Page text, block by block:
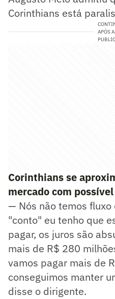
Corinthians está
APÓS A
Corinthians se
mercado com
— Nós não temos fluxo
"conto" eu tenho que
pagar, os juros são
mais de R$ 280
vamos pagar mais de
conseguimos manter
disse o dirigente.